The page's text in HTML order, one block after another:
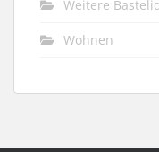
Weitere
Wohnen